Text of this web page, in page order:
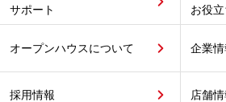
サポート
お役
オープンハウスについて 企業情
採用情報 店舗